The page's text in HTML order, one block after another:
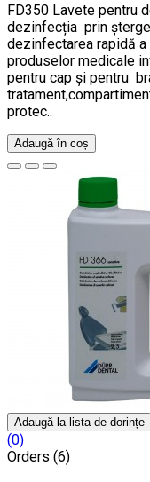
FD350 Lavete pentru
dezinfecția prin
dezinfectarea rapidă
produselor medicale
pentru cap și pentru
protec..
Adaugă în coș
Adaugă la lista de dorințe
(0)
Orders (6)